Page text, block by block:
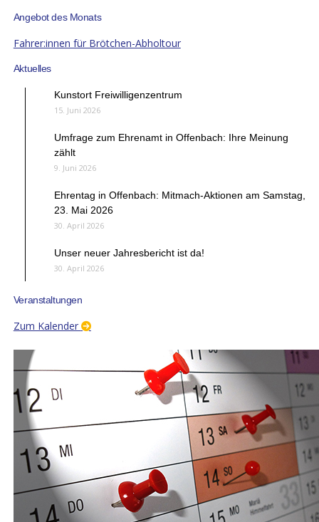
Angebot des Monats
Fahrer:innen für Brötchen-Abholtour
Aktuelles
Kunstort Freiwilligenzentrum
15. Juni 2026
Umfrage zum Ehrenamt in Offenbach: Ihre Meinung
zählt
9. Juni 2026
Ehrentag in Offenbach: Mitmach-Aktionen am Samstag,
23. Mai 2026
30. April 2026
Unser neuer Jahresbericht ist da!
30. April 2026
Veranstaltungen
Zum Kalender